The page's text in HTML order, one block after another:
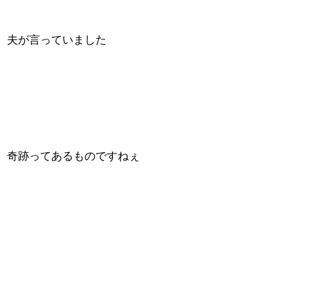
夫が言っていました
奇跡ってあるものですねぇ